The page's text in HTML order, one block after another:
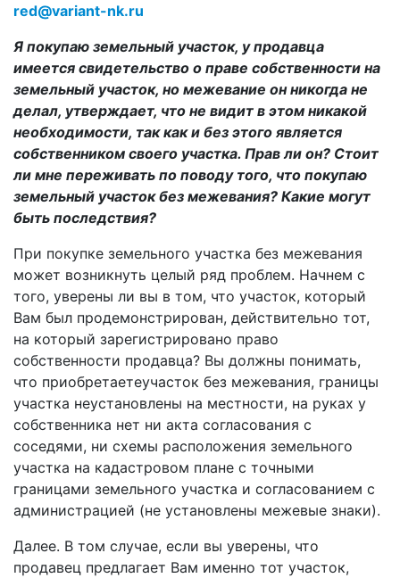
red@variant-nk.ru
Я покупаю земельный участок, у продавца
имеется свидетельство о праве собственности на
земельный участок, но межевание он никогда не
делал, утверждает, что не видит в этом никакой
необходимости, так как и без этого является
собственником своего участка. Прав ли он? Стоит
ли мне переживать по поводу того, что покупаю
земельный участок без межевания? Какие могут
быть последствия?
При покупке земельного участка без межевания
может возникнуть целый ряд проблем. Начнем с
того, уверены ли вы в том, что участок, который
Вам был продемонстрирован, действительно тот,
на который зарегистрировано право
собственности продавца? Вы должны понимать,
что приобретаетеучасток без межевания, границы
участка неустановлены на местности, на руках у
собственника нет ни акта согласования с
соседями, ни схемы расположения земельного
участка на кадастровом плане с точными
границами земельного участка и согласованием с
администрацией (не установлены межевые знаки).
Далее. В том случае, если вы уверены, что
продавец предлагает Вам именно тот участок,